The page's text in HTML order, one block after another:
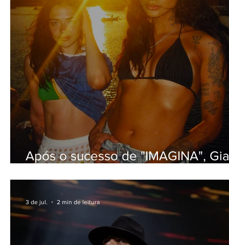
Após o sucesso de "IMAGINA",
Limns em show na Casa Natura
3 de jul. 2 min de leitura